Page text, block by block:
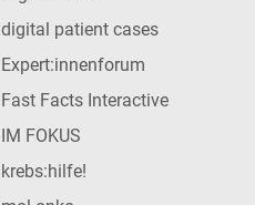
digital patient cases
Expert:innenforum
Fast Facts Interactive
IM FOKUS
krebs:hilfe!